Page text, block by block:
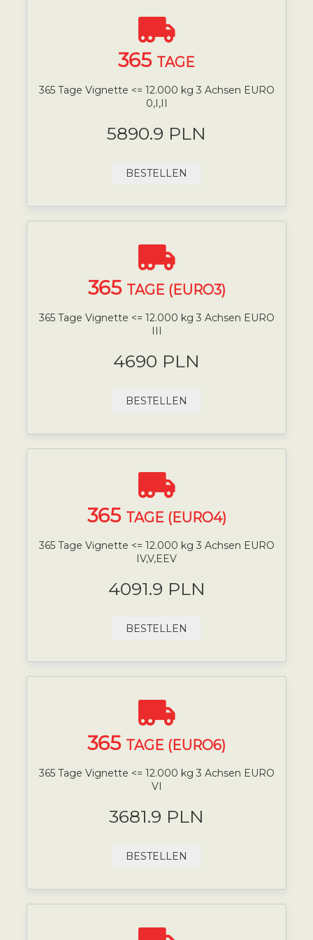
365 TAGE
365 Tage Vignette <= 12.000 kg 3 Achsen EURO
0,I,II
5890.9 PLN
BESTELLEN
365 TAGE (EURO3)
365 Tage Vignette <= 12.000 kg 3 Achsen EURO
4690 PLN
BESTELLEN
365 TAGE (EURO4)
365 Tage Vignette <= 12.000 kg 3 Achsen EURO
IV,V,EEV
4091.9 PLN
BESTELLEN
365 TAGE (EURO6)
365 Tage Vignette <= 12.000 kg 3 Achsen EURO
VI
3681.9 PLN
BESTELLEN